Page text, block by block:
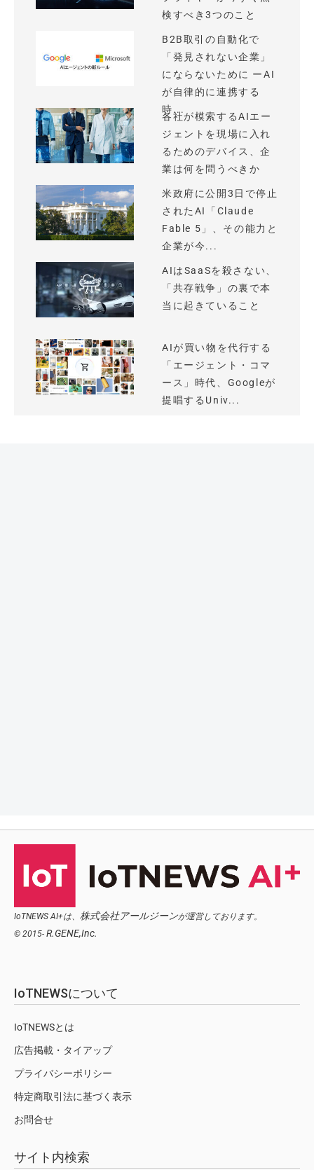
検すべき3つのこと
B2B取引の自動化で
「発見されない企業」
にならないために ーAI
が自律的に連携する
時...
各社が模索するAIエー
ジェントを現場に入れ
るためのデバイス、企
業は何を問うべきか
米政府に公開3日で停止
されたAI「Claude
Fable 5」、その能力と
企業が今...
AIはSaaSを殺さない、
「共存戦争」の裏で本
当に起きていること
AIが買い物を代行する
「エージェント・コマ
ース」時代、Googleが
提唱するUniv...
IoTNEWS AI+は、 株式会社アールジーンが運営しております。
© 2015- R.GENE,Inc.
IoTNEWSについて
IoTNEWSとは
広告掲載・タイアップ
プライバシーポリシー
特定商取引法に基づく表示
お問合せ
サイト内検索